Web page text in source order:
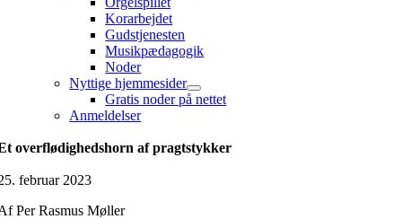
Korarbejdet
Gudstjenesten
Musikpædagogik
Noder
Nyttige hjemmesider
Gratis noder på nettet
Anmeldelser
overflødighedshorn af pragtstykker
februar 2023
Per Rasmus Møller